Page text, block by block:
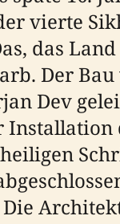
vierte
das
Der
Dev
Installation
Die